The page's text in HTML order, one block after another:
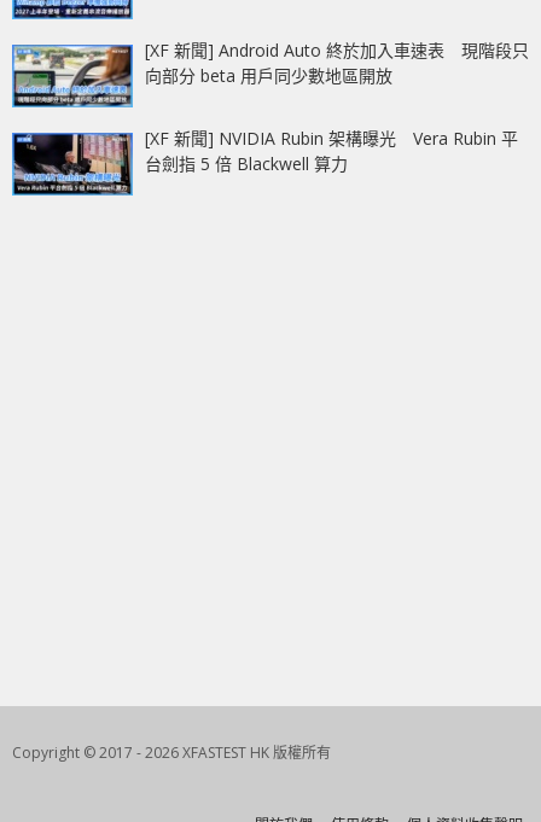
[XF 新聞] Android Auto 終於加入車速表 現階段只
向部分 beta 用戶同少數地區開放
[XF 新聞] NVIDIA Rubin 架構曝光 Vera Rubin 平
台劍指 5 倍 Blackwell 算力
Copyright © 2017 - 2026 XFASTEST HK 版權所有